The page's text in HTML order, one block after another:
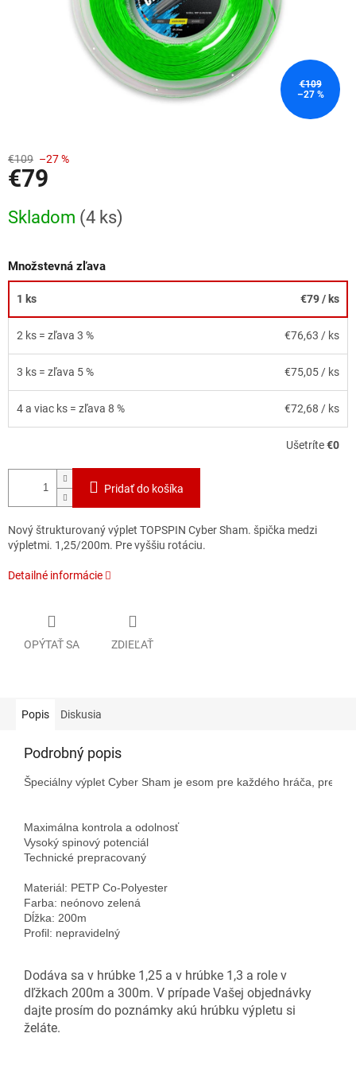
€109
–27 %
€109 –27 %
€79
cena:
Skladom (4 ks)
Množstevná zľava
1 ks €79/ ks
2 ks = zľava 3 % €76,63 / ks
3 ks = zľava 5 % €75,05 / ks
4 a viac ks = zľava 8 % €72,68 / ks
Ušetríte€0
Pridať do košíka
Nový štrukturovaný výplet TOPSPIN Cyber Sham. špička medzi
výpletmi. 1,25/200m. Pre vyššiu rotáciu.
Detailné informácie
OPÝTAŤ SA ZDIEĽAŤ
Popis Diskusia
Podrobný popis
Špeciálny výplet Cyber Sham je esom pre každého hráča, pre
Maximálna kontrola a odolnosť
Vysoký spinový potenciál
Technické prepracovaný
Materiál: PETP Co-Polyester
Farba: neónovo zelená
Dĺžka: 200m
Profil: nepravidelný
Dodáva sa v hrúbke 1,25 a v hrúbke 1,3 a role v
dľžkach 200m a 300m. V prípade Vašej objednávky
dajte prosím do poznámky akú hrúbku výpletu si
želáte.